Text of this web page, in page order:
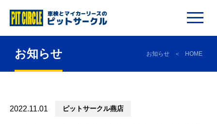
お知らせ お知らせ HOME
2022.11.01 ピットサークル燕店